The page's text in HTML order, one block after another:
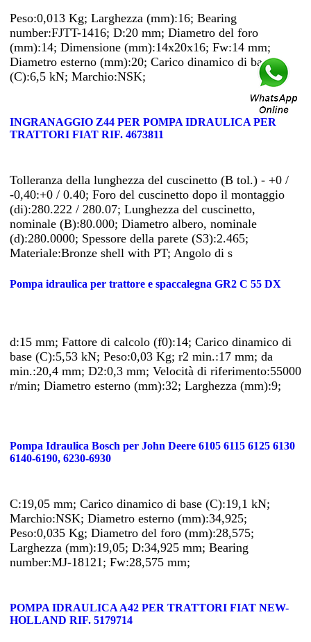
Peso:0,013 Kg; Larghezza (mm):16; Bearing
number:FJTT-1416; D:20 mm; Diametro del foro
(mm):14; Dimensione (mm):14x20x16; Fw:14 mm;
Diametro esterno (mm):20; Carico dinamico di base
(C):6,5 kN; Marchio:NSK;
INGRANAGGIO Z44 PER POMPA IDRAULICA PER
TRATTORI FIAT RIF. 4673811
Tolleranza della lunghezza del cuscinetto (B tol.) - +0 /
-0,40:+0 / 0.40; Foro del cuscinetto dopo il montaggio
(di):280.222 / 280.07; Lunghezza del cuscinetto,
nominale (B):80.000; Diametro albero, nominale
(d):280.0000; Spessore della parete (S3):2.465;
Materiale:Bronze shell with PT; Angolo di s
Pompa idraulica per trattore e spaccalegna GR2 C 55 DX
d:15 mm; Fattore di calcolo (f0):14; Carico dinamico di
base (C):5,53 kN; Peso:0,03 Kg; r2 min.:17 mm; da
min.:20,4 mm; D2:0,3 mm; Velocità di riferimento:55000
r/min; Diametro esterno (mm):32; Larghezza (mm):9;
Pompa Idraulica Bosch per John Deere 6105 6115 6125 6130
6140-6190, 6230-6930
C:19,05 mm; Carico dinamico di base (C):19,1 kN;
Marchio:NSK; Diametro esterno (mm):34,925;
Peso:0,035 Kg; Diametro del foro (mm):28,575;
Larghezza (mm):19,05; D:34,925 mm; Bearing
number:MJ-18121; Fw:28,575 mm;
POMPA IDRAULICA A42 PER TRATTORI FIAT NEW-
HOLLAND RIF. 5179714